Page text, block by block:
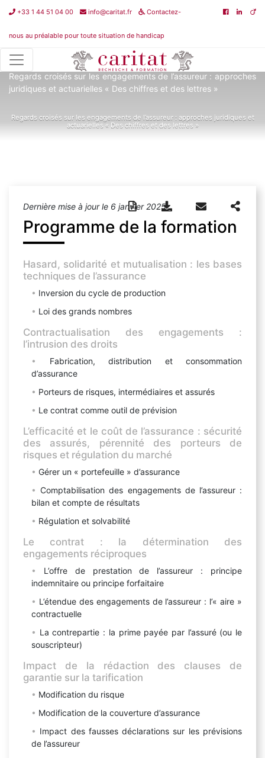
+33 1 44 51 04 00 info@caritat.fr Contactez-
nous au préalable pour toute situation de handicap
Catalogue de formations>Fondamentaux de l'assurance
Regards croisés sur les engagements de l’assureur : approches
juridiques et actuarielles « Des chiffres et des lettres »
Regards croisés sur les engagements de l’assureur : approches juridiques et
actuarielles « Des chiffres et des lettres »
Dernière mise à jour le 6 janvier 2025
Programme de la formation
Hasard, solidarité et mutualisation : les bases
techniques de l’assurance
Inversion du cycle de production
Loi des grands nombres
Contractualisation des engagements :
l’intrusion des droits
Fabrication, distribution et consommation
d’assurance
Porteurs de risques, intermédiaires et assurés
Le contrat comme outil de prévision
L’efficacité et le coût de l’assurance : sécurité
des assurés, pérennité des porteurs de
risques et régulation du marché
Gérer un « portefeuille » d’assurance
Comptabilisation des engagements de l’assureur :
bilan et compte de résultats
Régulation et solvabilité
Le contrat : la détermination des
engagements réciproques
L’offre de prestation de l’assureur : principe
indemnitaire ou principe forfaitaire
L’étendue des engagements de l’assureur : l’« aire »
contractuelle
La contrepartie : la prime payée par l’assuré (ou le
souscripteur)
Impact de la rédaction des clauses de
garantie sur la tarification
Modification du risque
Modification de la couverture d’assurance
Impact des fausses déclarations sur les prévisions
de l’assureur